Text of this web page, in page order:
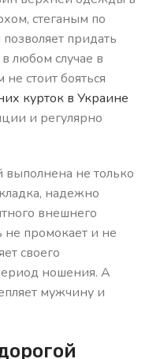
стеганым по
придать
любом случае в
стоит бояться
курток в Украине
и регулярно
выполнена не только
надежно
внешнего
не промокает и не
своего
ношения. А
мужчину и